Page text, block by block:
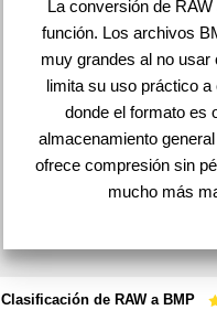
La conversión de
función. Los archivos
muy grandes al no usar
limita su uso práctico
donde el formato es
almacenamiento
ofrece compresión sin
mucho más
Clasificación de RAW a BMP